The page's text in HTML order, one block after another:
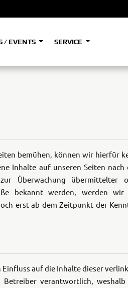
A
Tenere
Rally
A2
Tenere
Rally
35kW
/ EVENTS SERVICE
bemühen, können wir hierfür
Inhalte auf unseren Seiten nach
Überwachung übermittelter
bekannt werden, werden wir
erst ab dem Zeitpunkt der
auf die Inhalte dieser
verantwortlich,